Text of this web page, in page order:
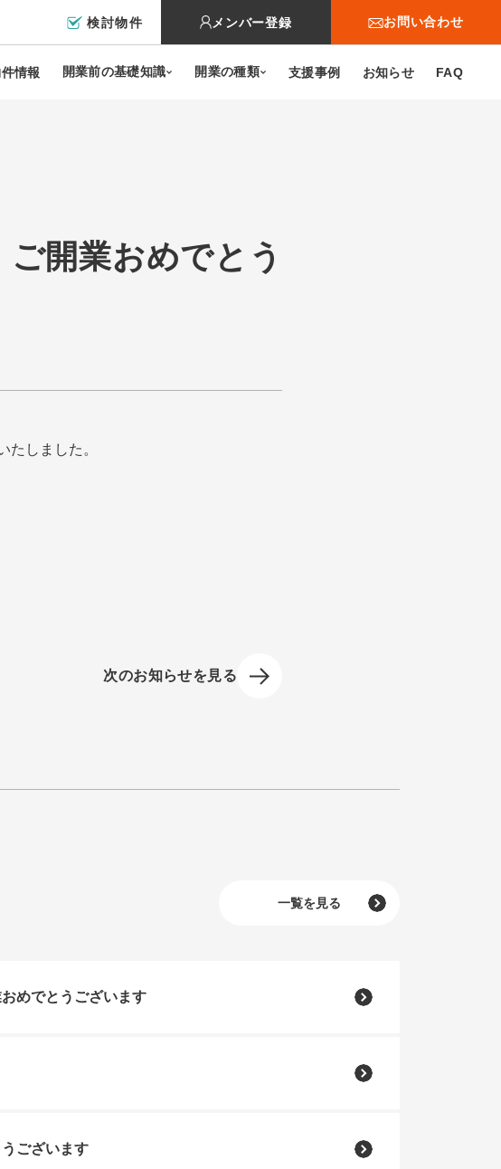
検討物件 メンバー登録 お問い合わせ
開業に関するお問い合わせ
情報 開業前の基礎知識
用について
内覧会の流れと成功のポイント
開業の種類
病院（理事長）承継
支援事例 お知らせ FAQ
開業おめでとう
たしました。
次のお知らせを見る
めでとうございます
ございます
一覧を見る